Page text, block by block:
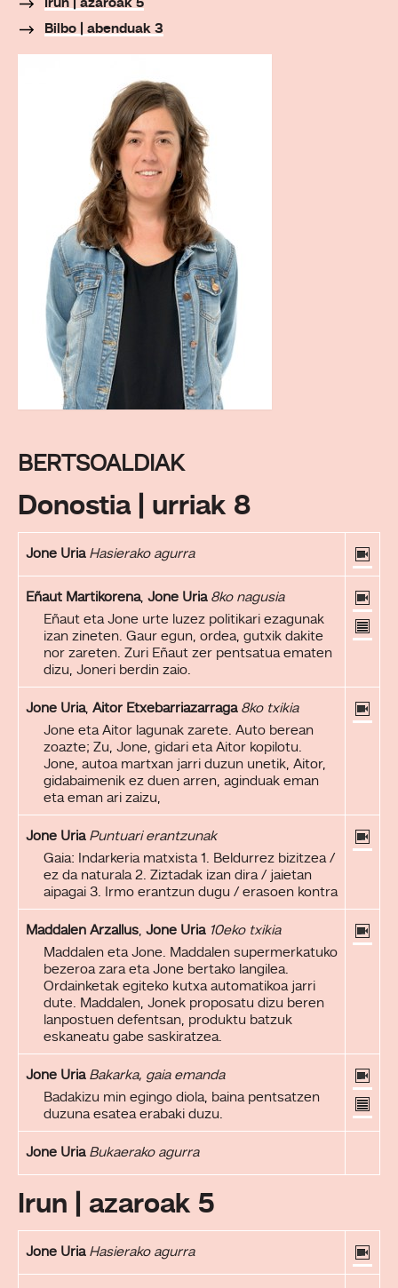
Irun | azaroak 5
Bilbo | abenduak 3
BERTSOALDIAK
Donostia | urriak 8
Jone Uria Hasierako agurra
Eñaut Martikorena, Jone Uria 8ko nagusia
Eñaut eta Jone urte luzez politikari ezagunak
izan zineten. Gaur egun, ordea, gutxik dakite
nor zareten. Zuri Eñaut zer pentsatua ematen
dizu, Joneri berdin zaio.
Jone Uria, Aitor Etxebarriazarraga 8ko txikia
Jone eta Aitor lagunak zarete. Auto berean
zoazte; Zu, Jone, gidari eta Aitor kopilotu.
Jone, autoa martxan jarri duzun unetik, Aitor,
gidabaimenik ez duen arren, aginduak eman
eta eman ari zaizu,
Jone Uria Puntuari erantzunak
Gaia: Indarkeria matxista 1. Beldurrez bizitzea /
ez da naturala 2. Ziztadak izan dira / jaietan
aipagai 3. Irmo erantzun dugu / erasoen kontra
Maddalen Arzallus, Jone Uria 10eko txikia
Maddalen eta Jone. Maddalen supermerkatuko
bezeroa zara eta Jone bertako langilea.
Ordainketak egiteko kutxa automatikoa jarri
dute. Maddalen, Jonek proposatu dizu beren
lanpostuen defentsan, produktu batzuk
eskaneatu gabe saskiratzea.
Jone Uria Bakarka, gaia emanda
Badakizu min egingo diola, baina pentsatzen
duzuna esatea erabaki duzu.
Jone Uria Bukaerako agurra
Irun | azaroak 5
Jone Uria Hasierako agurra